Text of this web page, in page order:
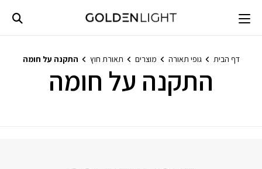
content
דף הבית גופי תאורה מוצרים תאורת חוץ התקנה על חומה
התקנה על חומה